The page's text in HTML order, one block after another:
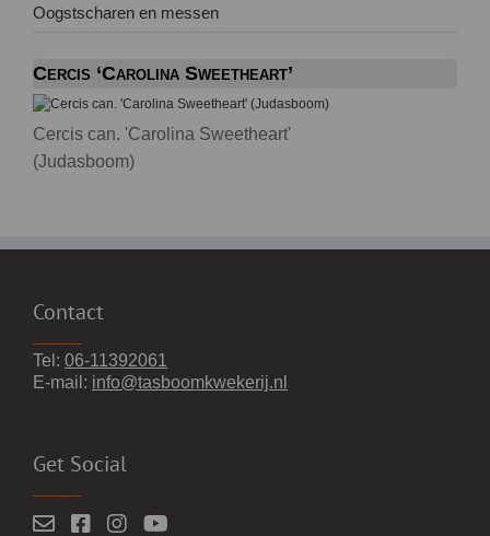
Oogstscharen en messen
Cercis ‘Carolina Sweetheart’
Cercis can. 'Carolina Sweetheart'
(Judasboom)
Contact
Tel: 06-11392061
E-mail: info@tasboomkwekerij.nl
Get Social